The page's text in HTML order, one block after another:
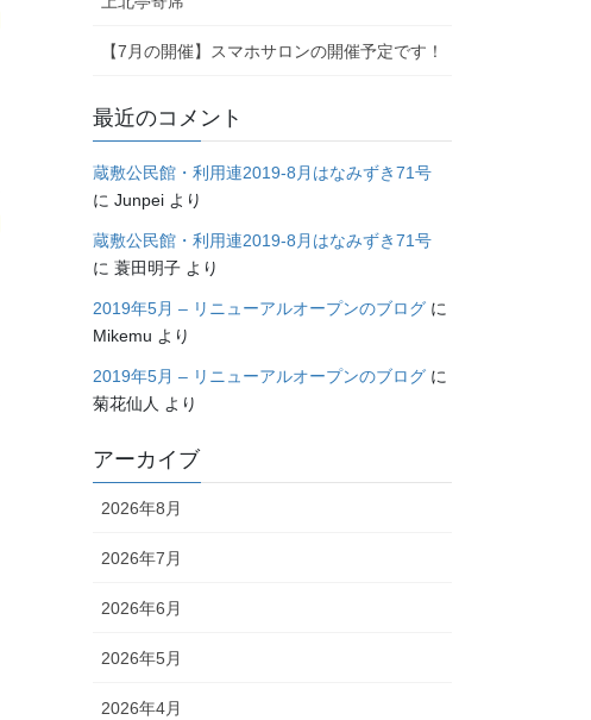
【7月の開催】スマホサロンの開催予定です！
最近のコメント
蔵敷公民館・利用連2019-8月はなみずき71号
にJunpei より
蔵敷公民館・利用連2019-8月はなみずき71号
に蓑田明子 より
2019年5月 – リニューアルオープンのブログ に
Mikemu より
2019年5月 – リニューアルオープンのブログ に
菊花仙人 より
アーカイブ
2026年8月
2026年7月
2026年6月
2026年5月
2026年4月